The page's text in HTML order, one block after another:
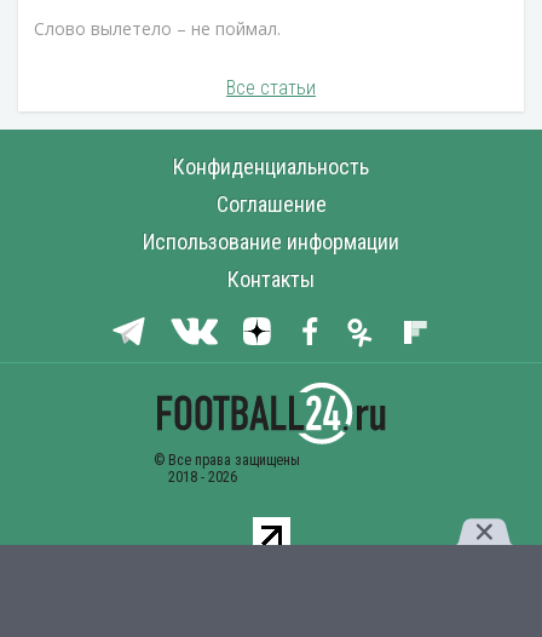
Слово вылетело – не поймал.
Все статьи
Конфиденциальность
Соглашение
Использование информации
Контакты